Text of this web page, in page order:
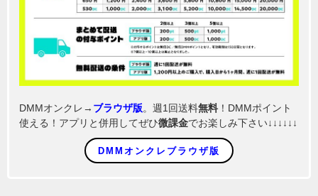
DMMオンクレ→ ブラウザ版 。週1回送料無料！DMMポイント
使える！アプリと併用してぜひ微課金でお楽しみ下さい↓↓↓↓↓↓
DMMオンクレブラウザ版